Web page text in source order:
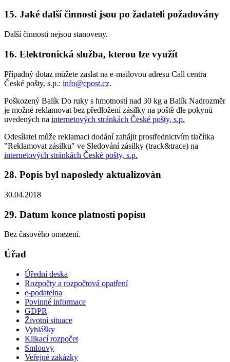
15. Jaké další činnosti jsou po žadateli požadovány
Další činnosti nejsou stanoveny.
16. Elektronická služba, kterou lze využít
Případný dotaz můžete zaslat na e-mailovou adresu Call centra
České pošty, s.p.: info@cpost.cz.
Poškozený Balík Do ruky s hmotností nad 30 kg a Balík Nadrozměr
je možné reklamovat bez předložení zásilky na poště dle pokynů
uvedených na internetových stránkách České pošty, s.p.
Odesílatel může reklamaci dodání zahájit prostřednictvím tlačítka
"Reklamovat zásilku" ve Sledování zásilky (track&trace) na
internetových stránkách České pošty, s.p.
28. Popis byl naposledy aktualizován
30.04.2018
29. Datum konce platnosti popisu
Bez časového omezení.
Úřad
Úřední deska
Rozpočty a rozpočtová opatření
e-podatelna
Povinné informace
GDPR
Životní situace
Vyhlášky
Klikací rozpočet
Smlouvy
Veřejné zakázky